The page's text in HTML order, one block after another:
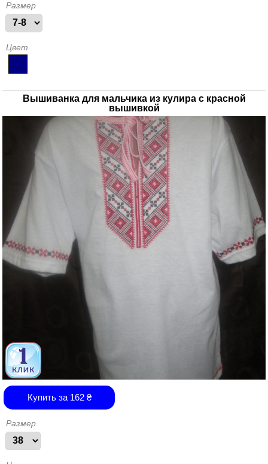
Размер
Цвет
Вышиванка для мальчика из кулира с красной
вышивкой
Купить за 162₴
Размер